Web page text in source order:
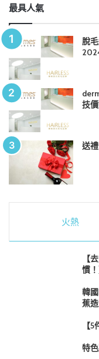
最具人氣
脫
技
送
火熱
【
慣！
韓
蕉
【
特